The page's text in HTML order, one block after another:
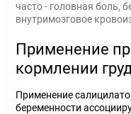
часто - головная боль,
внутримозговое
Применение
кормлении
Применение
беременности